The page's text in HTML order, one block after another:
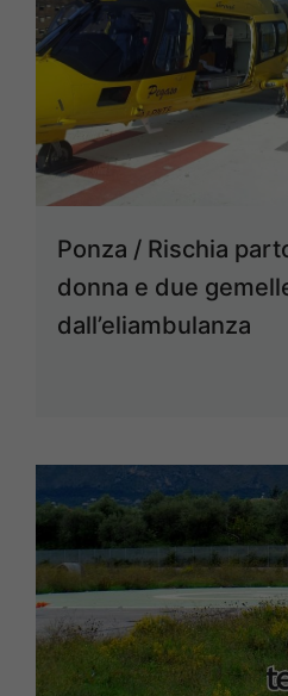
Ponza / Rischia
donna e due
dall’eliambulanza